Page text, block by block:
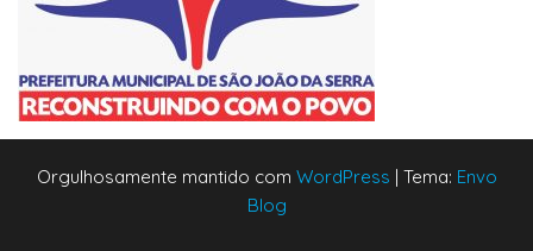
Orgulhosamente mantido com WordPress | Tema: Envo
Blog